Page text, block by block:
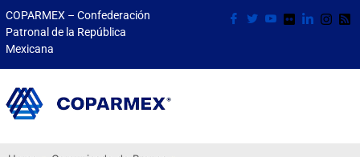
COPARMEX – Confederación
Patronal de la República
Mexicana